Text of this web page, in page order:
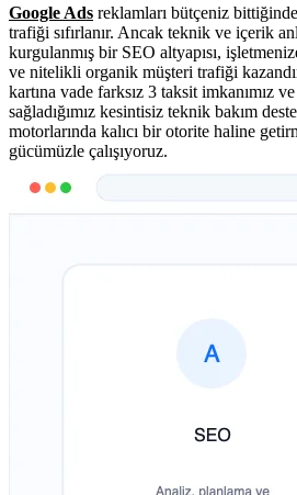
Google Ads reklamları bütçeniz
trafiği sıfırlanır. Ancak teknik ve içerik
kurgulanmış bir SEO altyapısı,
ve nitelikli organik müşteri trafiği
kartına vade farksız 3 taksit imkanımız
sağladığımız kesintisiz teknik bakım
motorlarında kalıcı bir otorite haline
gücümüzle çalışıyoruz.